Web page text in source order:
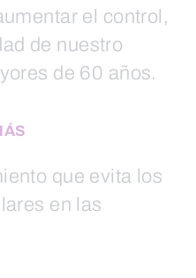
el control,
de nuestro
de 60 años.
que evita los
en las